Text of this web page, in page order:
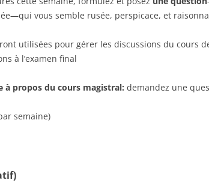
vous semble rusée, perspicace, et
utilisées pour gérer les discussions du cours
à l’examen final
à propos du cours magistral: demandez une
semaine)